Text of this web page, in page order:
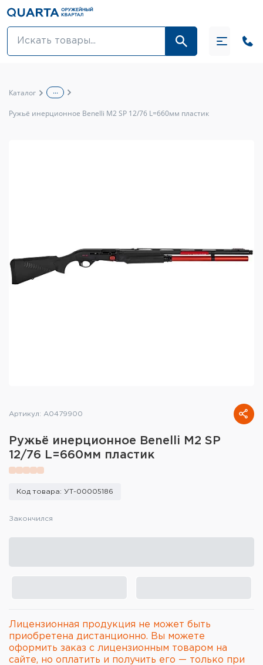
Оптовикам
Тактическое снаряжение
Кобуры и системы ношения
снаряжения
Сумки и рюкзаки
Охотничье снаряжение
Фонари и ЛЦУ
Туристическое снаряжение
Каталог ...
Ружьё инерционное Benelli M2 SP 12/76 L=660мм пластик
Артикул: A0479900
Ружьё инерционное Benelli M2 SP
12/76 L=660мм пластик
Код товара: УТ-00005186
Закончился
Лицензионная продукция не может быть
приобретена дистанционно. Вы можете
оформить заказ с лицензионным товаром на
сайте, но оплатить и получить его — только при